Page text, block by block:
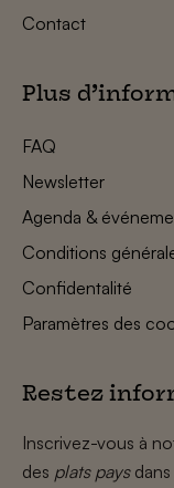
Contact
Plus
FAQ
Newsletter
Agenda &
Conditions
Confidentalité
Paramètres des
Restez
Inscrivez-vous à
des plats paysdans